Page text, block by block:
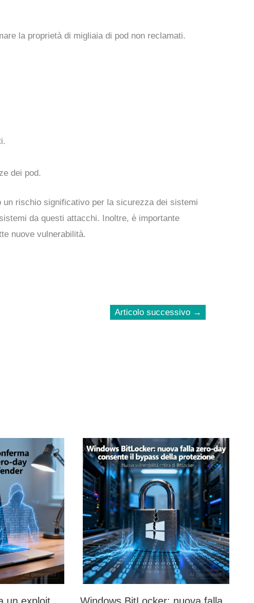
la proprietà di migliaia di pod non reclamati.
dei pod.
rischio significativo per la sicurezza dei sistemi
da questi attacchi. Inoltre, è importante
nuove vulnerabilità.
Articolo successivo →